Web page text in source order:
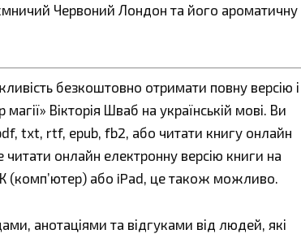
Червоний Лондон та його ароматичну
безкоштовно отримати повну версію і
Вікторія Шваб на українській мові. Ви
txt, rtf, epub, fb2, або читати книгу онлайн
читати онлайн електронну версію книги на
(комп’ютер) або iPad, це також можливо.
анотаціями та відгуками від людей, які